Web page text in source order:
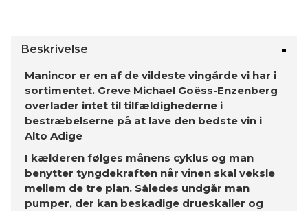
Beskrivelse
Manincor er en af de vildeste vingårde vi har i
sortimentet. Greve Michael Goëss-Enzenberg
overlader intet til tilfældighederne i
bestræbelserne på at lave den bedste vin i
Alto Adige
I kælderen følges månens cyklus og man
benytter tyngdekraften når vinen skal veksle
mellem de tre plan. Således undgår man
pumper, der kan beskadige drueskaller og